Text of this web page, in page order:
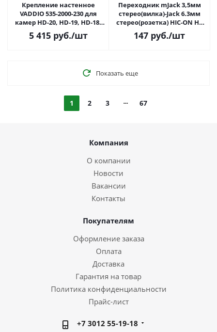
Крепление настенное
VADDIO 535-2000-230 для
камер HD-20, HD-19, HD-18,
черное
5 415руб./шт
Переходник mJack 3,5мм
стерео(вилка)-Jack 6.3мм
стерео(розетка) HIC-ON HI-
JS3JS6-MF
147 руб./шт
Показать еще
1 2 3 67
Компания
О компании
Новости
Вакансии
Контакты
Покупателям
Оформление заказа
Оплата
Доставка
Гарантия на товар
Политика конфиденциальности
Прайс-лист
+7 3012 55-19-18